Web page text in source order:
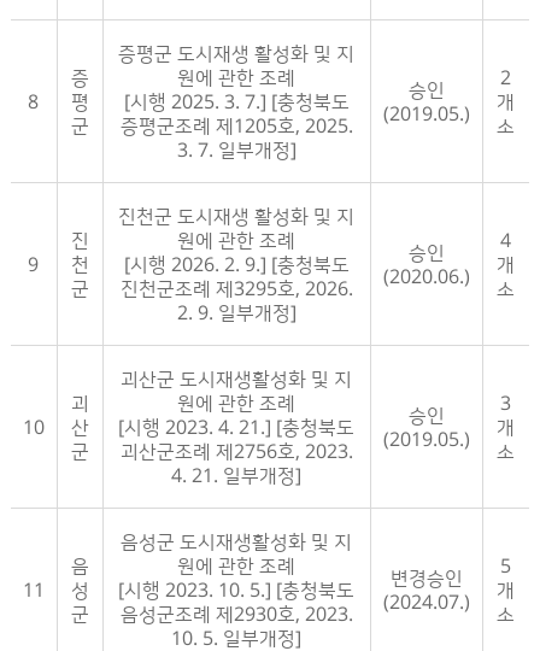
8
증
평
군
증평군 도시재생 활성화 및 지
원에 관한 조례
[시행 2025. 3. 7.] [충청북도
증평군조례 제1205호, 2025.
3. 7. 일부개정]
승인
(2019.05.)
2
개
소
9
진
천
군
진천군 도시재생 활성화 및 지
원에 관한 조례
[시행 2026. 2. 9.] [충청북도
진천군조례 제3295호, 2026.
2. 9. 일부개정]
승인
(2020.06.)
4
개
소
10
괴
산
군
괴산군 도시재생활성화 및 지
원에 관한 조례
[시행 2023. 4. 21.] [충청북도
괴산군조례 제2756호, 2023.
4. 21. 일부개정]
승인
(2019.05.)
3
개
소
11
음
성
군
음성군 도시재생활성화 및 지
원에 관한 조례
[시행 2023. 10. 5.] [충청북도
음성군조례 제2930호, 2023.
10. 5. 일부개정]
변경승인
(2024.07.)
5
개
소